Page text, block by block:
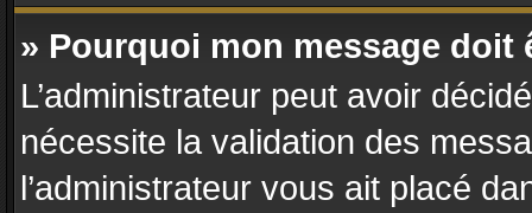
» Pourquoi mon message doit
L’administrateur peut avoir
nécessite la validation des
l’administrateur vous ait placé